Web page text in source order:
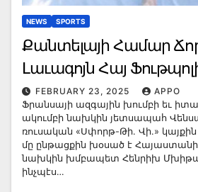
NEWS SPORTS
Քանտելայի Համար
Լաւագոյն Հայ
FEBRUARY 23, 2025
APPO
Ֆրանսայի ազգային խումբի եւ
ակումբի նախկին յետսապահ
ռուսական «Սփորթ-Թի. Վի.»
մը ընթացքին խօսած է
նախկին խմբապետ Հենրիխ
ինչպէս…